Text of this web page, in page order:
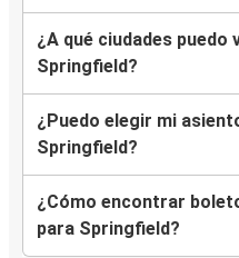
¿A qué ciudades puedo
Springfield?
¿Puedo elegir mi
Springfield?
¿Cómo encontrar
para Springfield?